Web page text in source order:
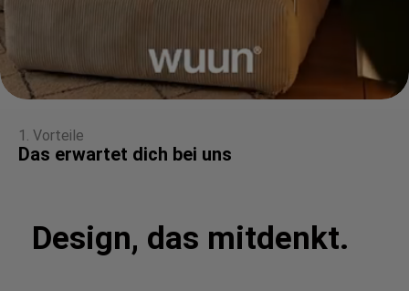
1. Vorteile
Das erwartet dich bei uns
Design, das mitdenkt.